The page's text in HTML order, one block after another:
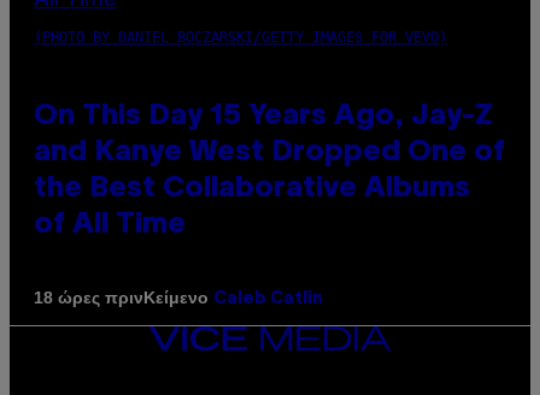
(PHOTO BY DANIEL BOCZARSKI/GETTY IMAGES FOR VEVO)
On This Day 15 Years Ago, Jay-Z
and Kanye West Dropped One of
the Best Collaborative Albums
of All Time
18 ώρες πρινΚείμενο Caleb Catlin
VICE
MEDIA